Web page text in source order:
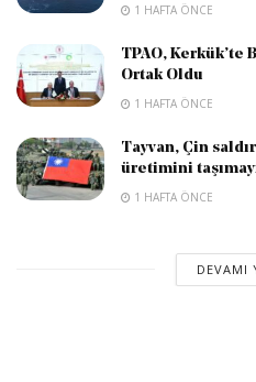
1 HAFTA ÖNCE
TPAO, Kerkük’te
Ortak Oldu
1 HAFTA ÖNCE
Tayvan, Çin
üretimini
1 HAFTA ÖNCE
DEVAMI